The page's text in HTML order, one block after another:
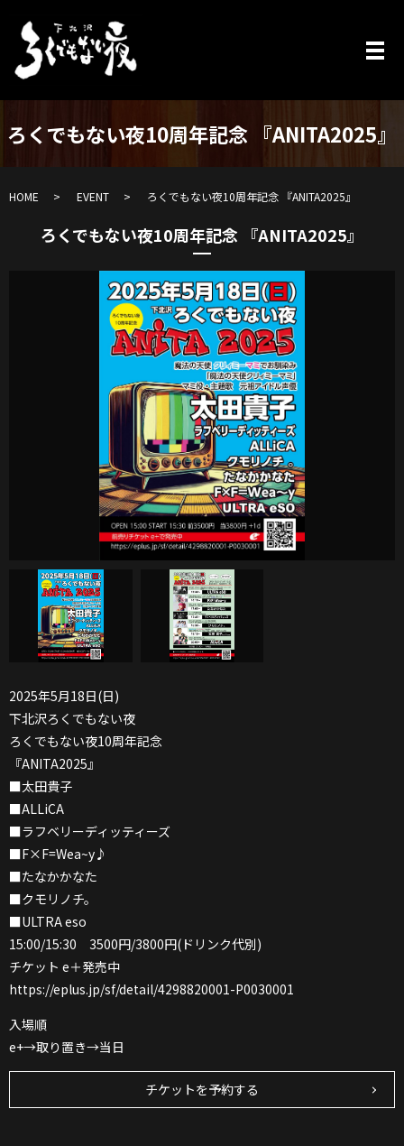
ろくでもない夜10周年記念 『ANITA2025』
HOME EVENT ろくでもない夜10周年記念 『ANITA2025』
ろくでもない夜10周年記念 『ANITA2025』
2025年5月18日(日)
下北沢ろくでもない夜
ろくでもない夜10周年記念
『ANITA2025』
■太田貴子
■ALLiCA
■ラフベリーディッティーズ
■F×F=Wea~y♪
■たなかかなた
■クモリノチ。
■ULTRA eso
15:00/15:30 3500円/3800円(ドリンク代別)
チケット e＋発売中
https://eplus.jp/sf/detail/4298820001-P0030001
入場順
e+→取り置き→当日
チケットを予約する